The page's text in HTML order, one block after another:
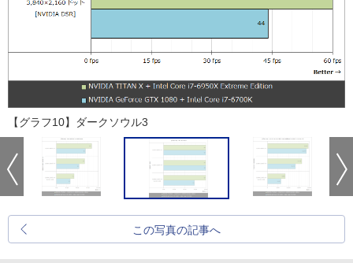
【グラフ10】ダークソウル3
この写真の記事へ